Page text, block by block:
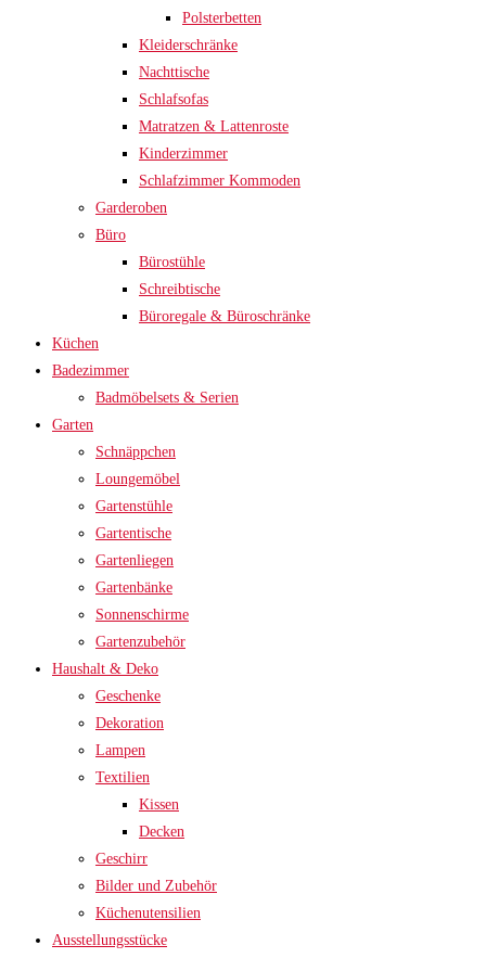
Polsterbetten
Kleiderschränke
Nachttische
Schlafsofas
Matratzen & Lattenroste
Kinderzimmer
Schlafzimmer Kommoden
Garderoben
Büro
Bürostühle
Schreibtische
Büroregale & Büroschränke
Küchen
Badezimmer
Badmöbelsets & Serien
Garten
Schnäppchen
Loungemöbel
Gartenstühle
Gartentische
Gartenliegen
Gartenbänke
Sonnenschirme
Gartenzubehör
Haushalt & Deko
Geschenke
Dekoration
Lampen
Textilien
Kissen
Decken
Geschirr
Bilder und Zubehör
Küchenutensilien
Ausstellungsstücke